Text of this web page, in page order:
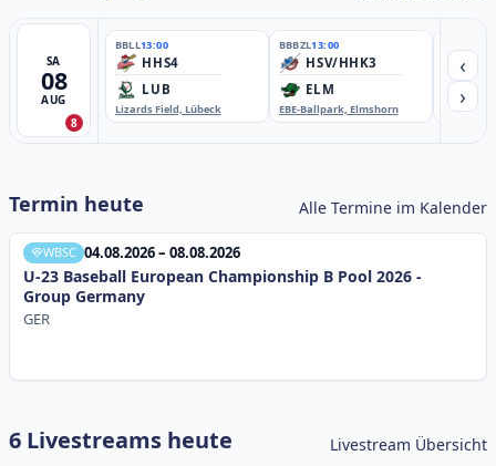
SA
08
AUG
8
BBLL13:00
HHS4
LUB
Lizards Field, Lübeck
BBBZL13:00
HSV/HHK3
ELM
EBE-Ballpark, Elmshorn
‹
›
Termin heute Alle Termine im Kalender
WBSC 04.08.2026 – 08.08.2026
U-23 Baseball European Championship B Pool 2026 -
Group Germany
GER
6 Livestreams heute Livestream Übersicht